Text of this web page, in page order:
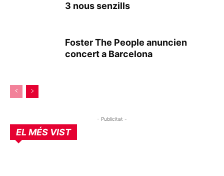
3 nous senzills
Foster The People anuncien
concert a Barcelona
- Publicitat -
EL MÉS VIST